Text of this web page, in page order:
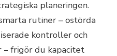
planeringen.
rutiner – ostörda
kontroller och
– frigör du kapacitet